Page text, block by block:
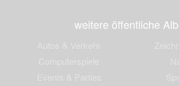
weitere öffentliche